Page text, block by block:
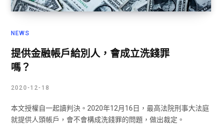
NEWS
提供金融帳戶給別人，會成立洗錢罪
嗎？
2020-12-18
本文授權自一起讀判決。2020年12月16日，最高法院刑事大法庭
就提供人頭帳戶，會不會構成洗錢罪的問題，做出裁定。